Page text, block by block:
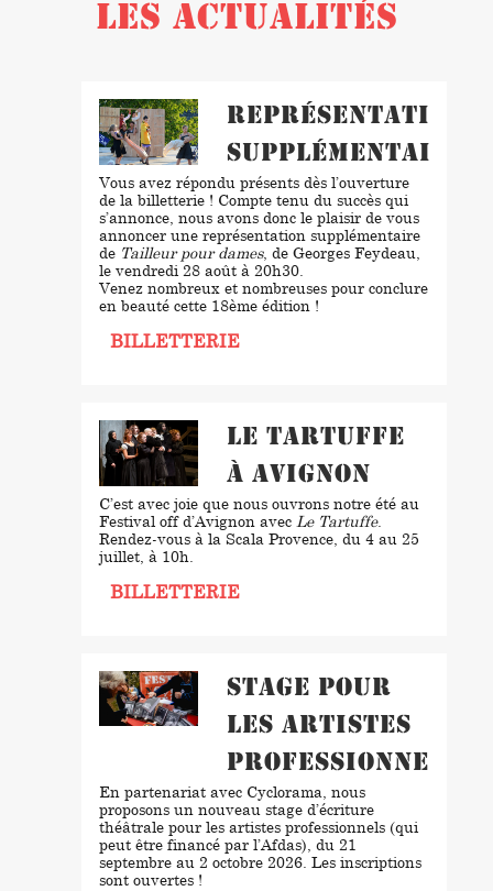
LES ACTUALITÉS
Représentation
supplémentaire
Vous avez répondu présents dès l’ouverture
de la billetterie ! Compte tenu du succès qui
s’annonce, nous avons donc le plaisir de vous
annoncer une représentation supplémentaire
de Tailleur pour dames, de Georges Feydeau,
le vendredi 28 août à 20h30.
Venez nombreux et nombreuses pour conclure
en beauté cette 18ème édition !
BILLETTERIE
Le Tartuffe
à Avignon
C’est avec joie que nous ouvrons notre été au
Festival off d’Avignon avec Le Tartuffe.
Rendez-vous à la Scala Provence, du 4 au 25
juillet, à 10h.
BILLETTERIE
Stage pour
les artistes
professionnels
En partenariat avec Cyclorama, nous
proposons un nouveau stage d’écriture
théâtrale pour les artistes professionnels (qui
peut être financé par l’Afdas), du 21
septembre au 2 octobre 2026. Les inscriptions
sont ouvertes !